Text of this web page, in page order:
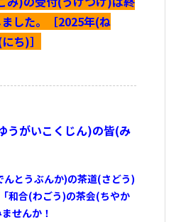
した。［2025年(ね
ち)］
うがいこくじん)の皆(み
んとうぶんか)の茶道(さどう)
和合(わごう)の茶会(ちやか
せんか！